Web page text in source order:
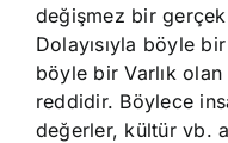
değişmez bir
Dolayısıyla böyle
böyle bir Varlık
reddidir. Böylece
değerler, kültür vb.